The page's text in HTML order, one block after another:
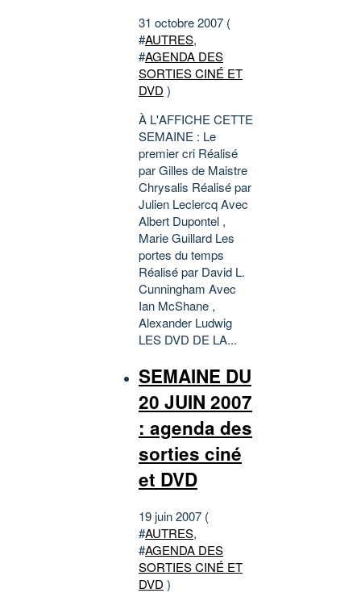
31 octobre 2007 (
#AUTRES,
#AGENDA DES
SORTIES CINÉ ET
DVD )
À L'AFFICHE CETTE
SEMAINE : Le
premier cri Réalisé
par Gilles de Maistre
Chrysalis Réalisé par
Julien Leclercq Avec
Albert Dupontel ,
Marie Guillard Les
portes du temps
Réalisé par David L.
Cunningham Avec
Ian McShane ,
Alexander Ludwig
LES DVD DE LA...
SEMAINE DU
20 JUIN 2007
: agenda des
sorties ciné
et DVD
19 juin 2007 (
#AUTRES,
#AGENDA DES
SORTIES CINÉ ET
DVD )